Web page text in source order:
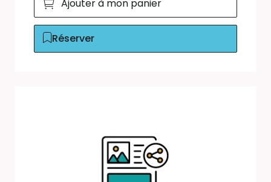
Ajouter à mon panier
Réserver